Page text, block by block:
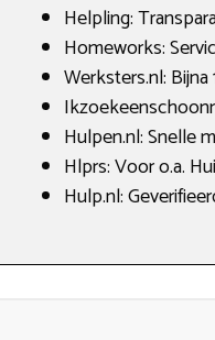
Helpling:
Homeworks:
Werksters.nl:
Hulpen.nl: Snelle
Hlprs: Voor o.a.
Hulp.nl: